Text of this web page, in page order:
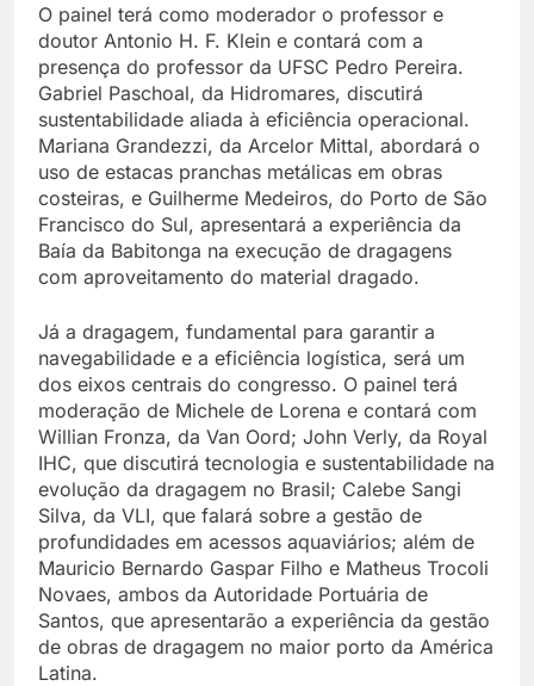
O painel terá como moderador o professor e
doutor Antonio H. F. Klein e contará com a
presença do professor da UFSC Pedro Pereira.
Gabriel Paschoal, da Hidromares, discutirá
sustentabilidade aliada à eficiência operacional.
Mariana Grandezzi, da Arcelor Mittal, abordará o
uso de estacas pranchas metálicas em obras
costeiras, e Guilherme Medeiros, do Porto de São
Francisco do Sul, apresentará a experiência da
Baía da Babitonga na execução de dragagens
com aproveitamento do material dragado.
Já a dragagem, fundamental para garantir a
navegabilidade e a eficiência logística, será um
dos eixos centrais do congresso. O painel terá
moderação de Michele de Lorena e contará com
Willian Fronza, da Van Oord; John Verly, da Royal
IHC, que discutirá tecnologia e sustentabilidade na
evolução da dragagem no Brasil; Calebe Sangi
Silva, da VLI, que falará sobre a gestão de
profundidades em acessos aquaviários; além de
Mauricio Bernardo Gaspar Filho e Matheus Trocoli
Novaes, ambos da Autoridade Portuária de
Santos, que apresentarão a experiência da gestão
de obras de dragagem no maior porto da América
Latina.